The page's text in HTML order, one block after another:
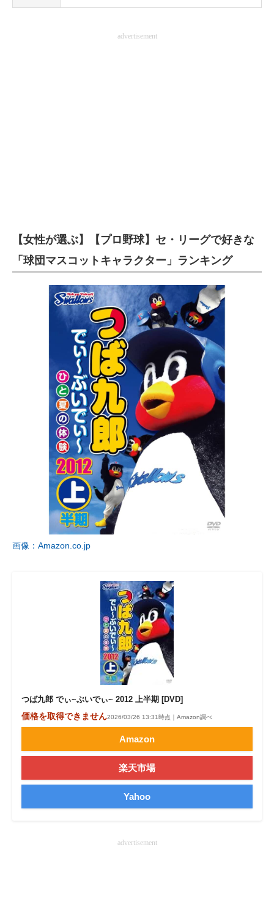
advertisement
【女性が選ぶ】【プロ野球】セ・リーグで好きな
「球団マスコットキャラクター」ランキング
画像：Amazon.co.jp
つば九郎 でぃ~ぶいでぃ~ 2012 上半期 [DVD]
価格を取得できません2026/03/26 13:31時点｜Amazon調べ
Amazon
楽天市場
Yahoo
advertisement